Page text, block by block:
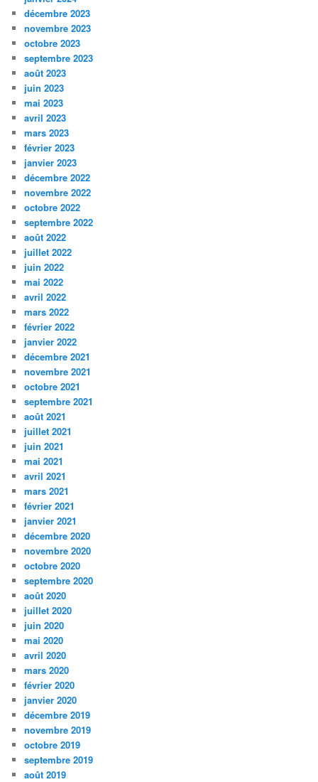
décembre 2023
novembre 2023
octobre 2023
septembre 2023
août 2023
juin 2023
mai 2023
avril 2023
mars 2023
février 2023
janvier 2023
décembre 2022
novembre 2022
octobre 2022
septembre 2022
août 2022
juillet 2022
juin 2022
mai 2022
avril 2022
mars 2022
février 2022
janvier 2022
décembre 2021
novembre 2021
octobre 2021
septembre 2021
août 2021
juillet 2021
juin 2021
mai 2021
avril 2021
mars 2021
février 2021
janvier 2021
décembre 2020
novembre 2020
octobre 2020
septembre 2020
août 2020
juillet 2020
juin 2020
mai 2020
avril 2020
mars 2020
février 2020
janvier 2020
décembre 2019
novembre 2019
octobre 2019
septembre 2019
août 2019